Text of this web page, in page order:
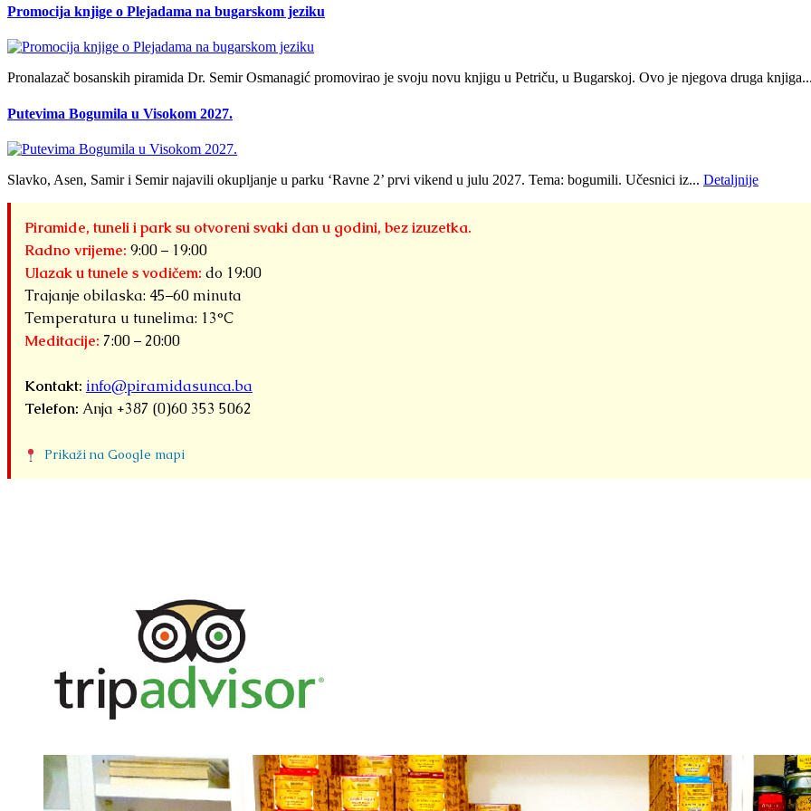
Promocija knjige o Plejadama na bugarskom jeziku
Pronalazač bosanskih piramida Dr. Semir Osmanagić promovirao je svoju novu knjigu u Petriču, u Bugarskoj. Ovo je njegova druga knjiga...
Putevima Bogumila u Visokom 2027.
Slavko, Asen, Samir i Semir najavili okupljanje u parku ‘Ravne 2’ prvi vikend u julu 2027. Tema: bogumili. Učesnici iz... Detaljnije
Piramide, tuneli i park su otvoreni svaki dan u godini, bez izuzetka.
Radno vrijeme: 9:00 – 19:00
Ulazak u tunele s vodičem: do 19:00
Trajanje obilaska: 45–60 minuta
Temperatura u tunelima: 13°C
Meditacije: 7:00 – 20:00
Kontakt: info@piramidasunca.ba
Telefon: Anja +387 (0)60 353 5062
Prikaži na Google mapi